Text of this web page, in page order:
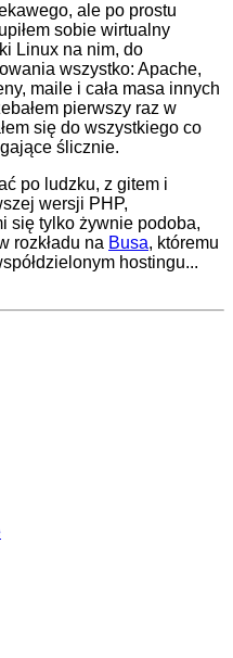
ale po prostu
sobie wirtualny
Linux na nim, do
wszystko: Apache,
maile i cała masa innych
pierwszy raz w
się do wszystkiego co
ślicznie.
po ludzku, z gitem i
wersji PHP,
się tylko żywnie podoba,
rozkładu na Busa, któremu
hostingu...